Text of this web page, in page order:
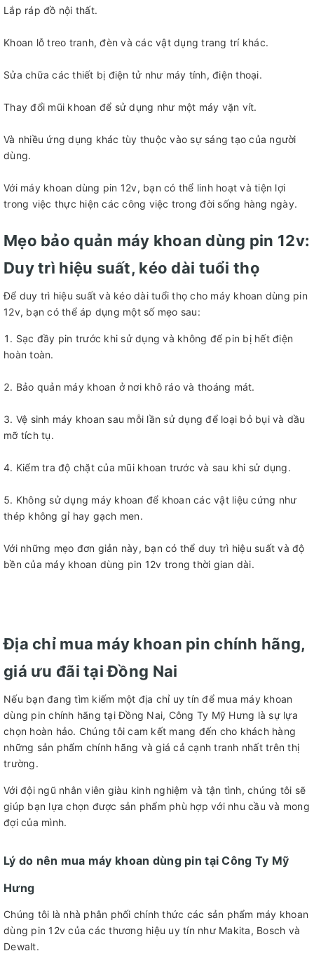
Lắp ráp đồ nội thất.
Khoan lỗ treo tranh, đèn và các vật dụng trang trí khác.
Sửa chữa các thiết bị điện tử như máy tính, điện thoại.
Thay đổi mũi khoan để sử dụng như một máy vặn vít.
Và nhiều ứng dụng khác tùy thuộc vào sự sáng tạo của người
dùng.
Với máy khoan dùng pin 12v, bạn có thể linh hoạt và tiện lợi
trong việc thực hiện các công việc trong đời sống hàng ngày.
Mẹo bảo quản máy khoan dùng pin 12v:
Duy trì hiệu suất, kéo dài tuổi thọ
Để duy trì hiệu suất và kéo dài tuổi thọ cho máy khoan dùng pin
12v, bạn có thể áp dụng một số mẹo sau:
Sạc đầy pin trước khi sử dụng và không để pin bị hết điện
hoàn toàn.
Bảo quản máy khoan ở nơi khô ráo và thoáng mát.
Vệ sinh máy khoan sau mỗi lần sử dụng để loại bỏ bụi và dầu
mỡ tích tụ.
Kiểm tra độ chặt của mũi khoan trước và sau khi sử dụng.
Không sử dụng máy khoan để khoan các vật liệu cứng như
thép không gỉ hay gạch men.
Với những mẹo đơn giản này, bạn có thể duy trì hiệu suất và độ
bền của máy khoan dùng pin 12v trong thời gian dài.
Địa chỉ mua máy khoan pin chính hãng,
giá ưu đãi tại Đồng Nai
Nếu bạn đang tìm kiếm một địa chỉ uy tín để mua máy khoan
dùng pin chính hãng tại Đồng Nai, Công Ty Mỹ Hưng là sự lựa
chọn hoàn hảo. Chúng tôi cam kết mang đến cho khách hàng
những sản phẩm chính hãng và giá cả cạnh tranh nhất trên thị
trường.
Với đội ngũ nhân viên giàu kinh nghiệm và tận tình, chúng tôi sẽ
giúp bạn lựa chọn được sản phẩm phù hợp với nhu cầu và mong
đợi của mình.
Lý do nên mua máy khoan dùng pin tại Công Ty Mỹ
Hưng
Chúng tôi là nhà phân phối chính thức các sản phẩm máy khoan
dùng pin 12v của các thương hiệu uy tín như Makita, Bosch và
Dewalt.